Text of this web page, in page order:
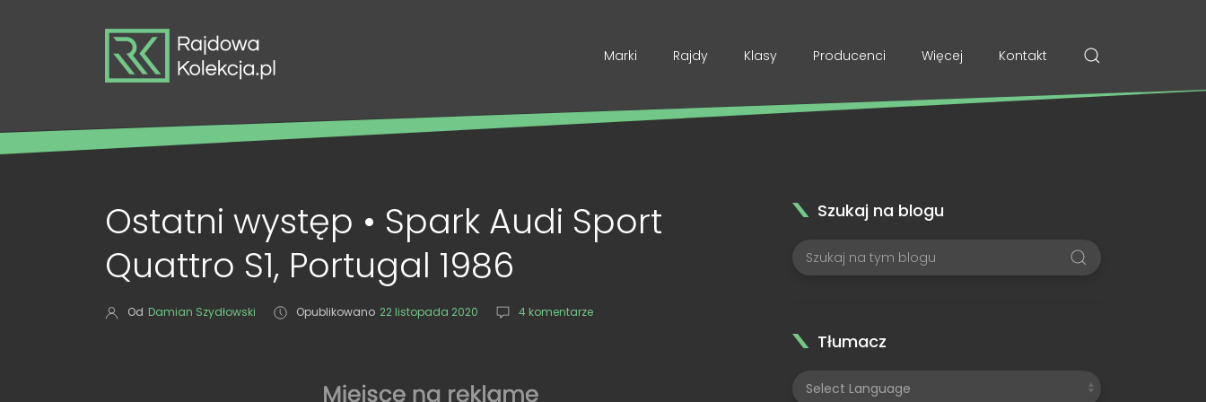
Marki Rajdy Klasy Producenci Więcej Kontakt
Ostatni występ • Spark Audi Sport
Quattro S1, Portugal 1986
Od Damian Szydłowski Opublikowano 22 listopada 2020 4 komentarze
Szukaj na blogu
Tłumacz